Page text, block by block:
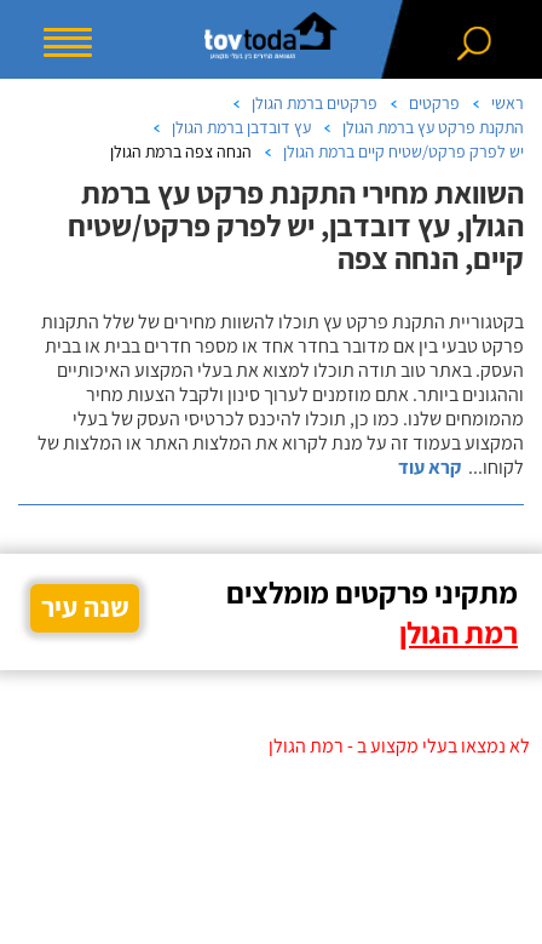
ראשי פרקטים
פרקטים ברמת הגולן
התקנת פרקט עץ ברמת הגולן
עץ דובדבן ברמת הגולן
יש לפרק פרקט/שטיח קיים ברמת הגולן
הנחה צפה ברמת הגולן
השוואת מחירי התקנת פרקט עץ ברמת
הגולן, עץ דובדבן, יש לפרק פרקט/שטיח
קיים, הנחה צפה
בקטגוריית התקנת פרקט עץ תוכלו להשוות מחירים של שלל התקנות
פרקט טבעי בין אם מדובר בחדר אחד או מספר חדרים בבית או בבית
העסק. באתר טוב תודה תוכלו למצוא את בעלי המקצוע האיכותיים
וההגונים ביותר. אתם מוזמנים לערוך סינון ולקבל הצעות מחיר
מהמומחים שלנו. כמו כן, תוכלו להיכנס לכרטיסי העסק של בעלי
המקצוע בעמוד זה על מנת לקרוא את המלצות האתר או המלצות של
לקוחו... קרא עוד
מתקיני פרקטים מומלצים
רמת הגולן
שנה עיר
לא נמצאו בעלי מקצוע ב - רמת הגולן